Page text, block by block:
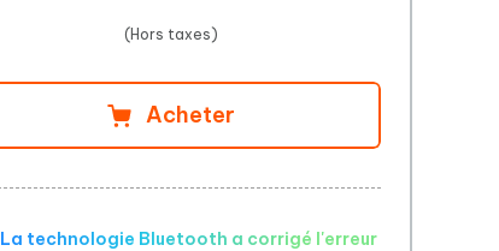
(Hors taxes)
Acheter
La technologie Bluetooth a corrigé l'erreur